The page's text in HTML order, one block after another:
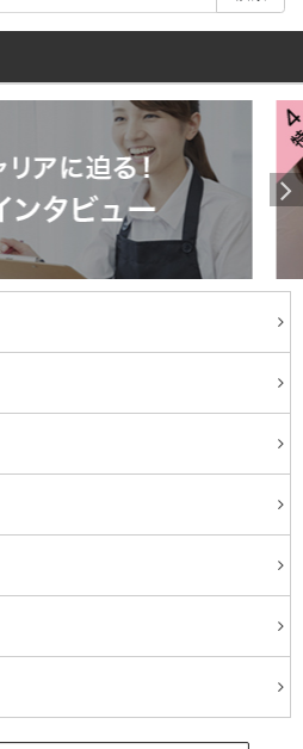
できます。乾燥肌の方は特に、
も、寝ている間に水分が蒸発し
顔を行なって汚れを落とし、化
う必要があります。
性肌だと勘違いしてオイリー肌
ていることも、乾燥肌の原因に
いると、肌は油を出して潤わせ
。その皮脂の量で脂性肌だと勘
肌向けのスキンケアを行うこと
できないことがあるようです。
のターンオーバーが乱れるた
とがあるようです。
を摂り続けていると、体内の生